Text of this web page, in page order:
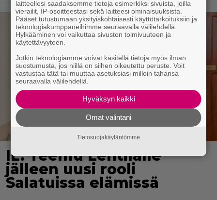
IL: Teemu Lehtilälle
jälleen uusi rooli
Salatuissa elämissä
laitteellesi saadaksemme tietoja esimerkiksi sivuista, joilla
vierailit, IP-osoitteestasi sekä laitteesi ominaisuuksista.
Pääset tutustumaan yksityiskohtaisesti käyttötarkoituksiin ja
teknologiakumppaneihimme seuraavalla välilehdellä.
Hylkääminen voi vaikuttaa sivuston toimivuuteen ja
käytettävyyteen.
Jotkin teknologiamme voivat käsitellä tietoja myös ilman
suostumusta, jos niillä on siihen oikeutettu peruste. Voit
vastustaa tätä tai muuttaa asetuksiasi milloin tahansa
seuraavalla välilehdellä.
Hyväksyn kaikki
Omat valintani
Tietosuojakäytäntömme